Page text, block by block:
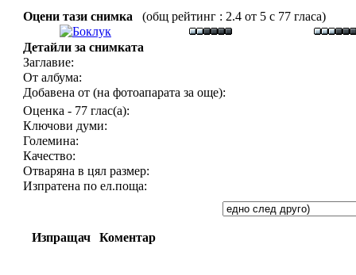
Оцени тази снимка
(общ рейтинг : 2.4 от 5 с 77 гласа)
Детайли за снимката
Заглавие:
От албума:
Добавена от (на фотоапарата за още):
Оценка - 77 глас(а):
Ключови думи:
Големина:
Качество:
Отваряна в цял размер:
Изпратена по ел.поща:
Изпращач Коментар